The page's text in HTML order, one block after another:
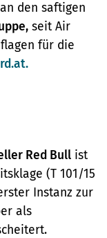
den saftigen
seit Air
für die
Red Bull ist
(T 101/15
Instanz zur
als